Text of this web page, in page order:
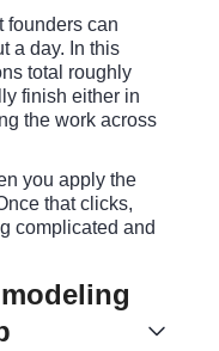
founders can
a day. In this
total roughly
finish either in
the work across
you apply the
that clicks,
complicated and